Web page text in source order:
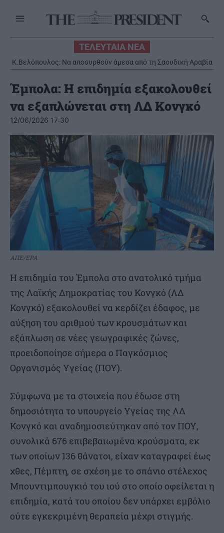
ΤΕΛΕΥΤΑΙΑ ΝΕΑ
Κ.Βελόπουλος: Να αποσυρθούν άμεσα από τη Σαουδική Αραβία
οι ελληνικοί Patriot
Έμπολα: Η επιδημία εξακολουθεί
να εξαπλώνεται στη ΛΔ Κονγκό
12/06/2026 17:30
ΑΠΕ/EPA
Η επιδημία του Έμπολα στο ανατολικό τμήμα
της Λαϊκής Δημοκρατίας του Κονγκό (ΛΔ
Κονγκό) εξακολουθεί να κερδίζει έδαφος, με
αύξηση του αριθμού των κρουσμάτων και
εξάπλωση σε νέες γεωγραφικές ζώνες,
προειδοποίησε σήμερα ο Παγκόσμιος
Οργανισμός Υγείας (ΠΟΥ).
Σύμφωνα με τα στοιχεία που έδωσε στη
δημοσιότητα το υπουργείο Υγείας της ΛΔ
Κονγκό και αναδημοσιεύτηκαν από τον ΠΟΥ,
συνολικά 676 επιβεβαιωμένα κρούσματα, εκ
των οποίων 136 θάνατοι, είχαν καταγραφεί έως
χθες, Πέμπτη, σε σχέση με το σπάνιο στέλεχος
Μπουντιμπουγκιό του ιού στο οποίο οφείλεται η
επιδημία, κατά του οποίου δεν υπάρχει εμβόλιο
ούτε εγκεκριμένη θεραπεία μέχρι στιγμής.